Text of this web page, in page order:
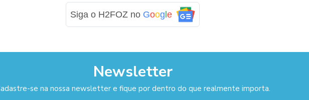
Siga o H2FOZ no Goog le
Newsletter
se na nossa newsletter e fique por dentro do que realmente importa.